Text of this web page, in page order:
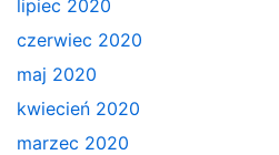
lipiec 2020
czerwiec 2020
maj 2020
kwiecień 2020
marzec 2020